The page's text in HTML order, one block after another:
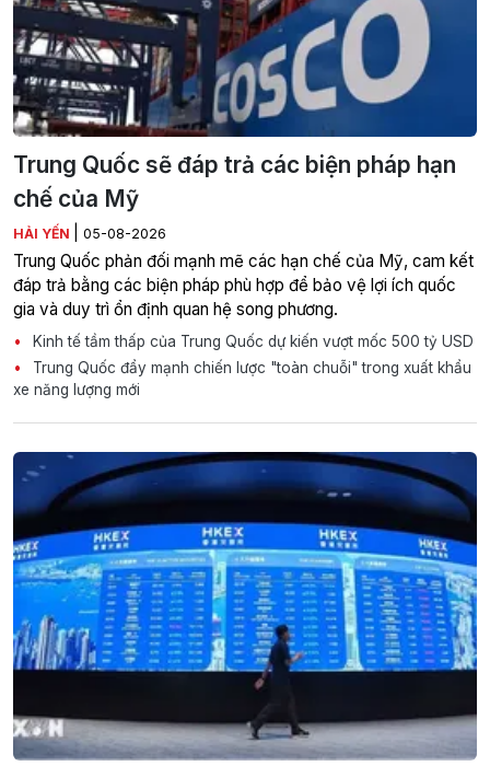
Trung Quốc sẽ đáp trả các biện pháp hạn
chế của Mỹ
HẢI YẾN 05-08-2026
Trung Quốc phản đối mạnh mẽ các hạn chế của Mỹ, cam kết
đáp trả bằng các biện pháp phù hợp để bảo vệ lợi ích quốc
gia và duy trì ổn định quan hệ song phương.
Kinh tế tầm thấp của Trung Quốc dự kiến vượt mốc 500 tỷ USD
Trung Quốc đẩy mạnh chiến lược "toàn chuỗi" trong xuất khẩu
xe năng lượng mới